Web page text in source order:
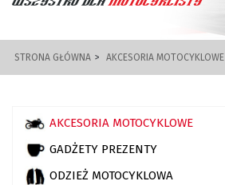
STRONA GŁÓWNA AKCESORIA MOTOCYKLOWE
AKCESORIA MOTOCYKLOWE
GADŻETY PREZENTY
ODZIEŻ MOTOCYKLOWA